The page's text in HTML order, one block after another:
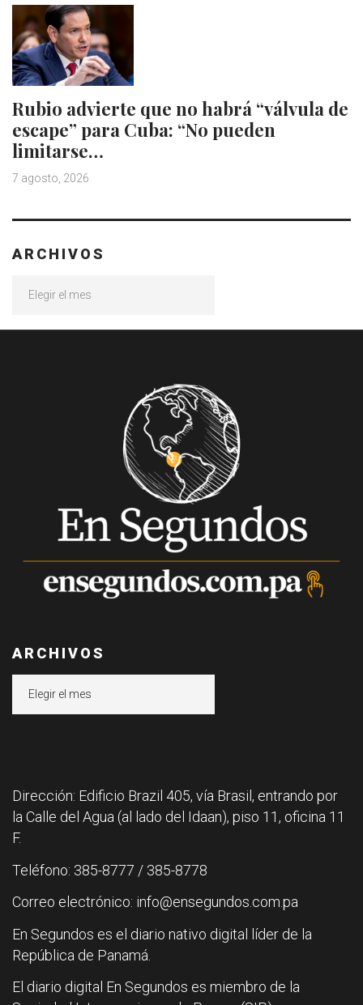
Rubio advierte que no habrá “válvula de
escape” para Cuba: “No pueden
limitarse…
7 agosto, 2026
ARCHIVOS
ARCHIVOS
Dirección: Edificio Brazil 405, vía Brasil, entrando por
la Calle del Agua (al lado del Idaan), piso 11, oficina 11
F.
Teléfono: 385-8777 / 385-8778
Correo electrónico: info@ensegundos.com.pa
En Segundos es el diario nativo digital líder de la
República de Panamá.
El diario digital En Segundos es miembro de la